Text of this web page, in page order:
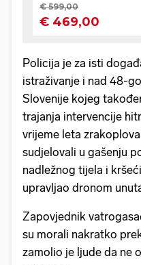
Policija je za isti
istraživanje i nad 48-
Slovenije kojeg
trajanja intervencije
vrijeme leta
sudjelovali u gašenju
nadležnog tijela i
upravljao dronom
Zapovjednik
su morali nakratko
zamolio je ljude da ne